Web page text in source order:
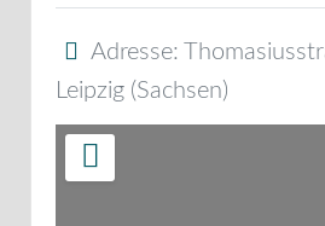
Adresse:
Leipzig (Sachsen)